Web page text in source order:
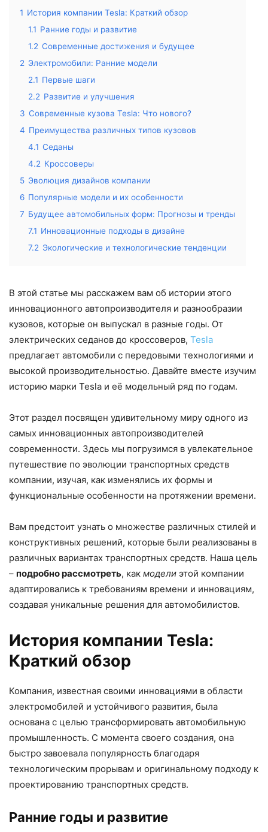
1 История компании Tesla: Краткий обзор
1.1 Ранние годы и развитие
1.2 Современные достижения и будущее
2 Электромобили: Ранние модели
2.1 Первые шаги
2.2 Развитие и улучшения
3 Современные кузова Tesla: Что нового?
4 Преимущества различных типов кузовов
4.1 Седаны
4.2 Кроссоверы
5 Эволюция дизайнов компании
6 Популярные модели и их особенности
7 Будущее автомобильных форм: Прогнозы и тренды
7.1 Инновационные подходы в дизайне
7.2 Экологические и технологические тенденции
В этой статье мы расскажем вам об истории этого
инновационного автопроизводителя и разнообразии
кузовов, которые он выпускал в разные годы. От
электрических седанов до кроссоверов, Tesla
предлагает автомобили с передовыми технологиями и
высокой производительностью. Давайте вместе изучим
историю марки Tesla и её модельный ряд по годам.
Этот раздел посвящен удивительному миру одного из
самых инновационных автопроизводителей
современности. Здесь мы погрузимся в увлекательное
путешествие по эволюции транспортных средств
компании, изучая, как изменялись их формы и
функциональные особенности на протяжении времени.
Вам предстоит узнать о множестве различных стилей и
конструктивных решений, которые были реализованы в
различных вариантах транспортных средств. Наша цель
– подробно рассмотреть, как модели этой компании
адаптировались к требованиям времени и инновациям,
создавая уникальные решения для автомобилистов.
История компании Tesla:
Краткий обзор
Компания, известная своими инновациями в области
электромобилей и устойчивого развития, была
основана с целью трансформировать автомобильную
промышленность. С момента своего создания, она
быстро завоевала популярность благодаря
технологическим прорывам и оригинальному подходу к
проектированию транспортных средств.
Ранние годы и развитие